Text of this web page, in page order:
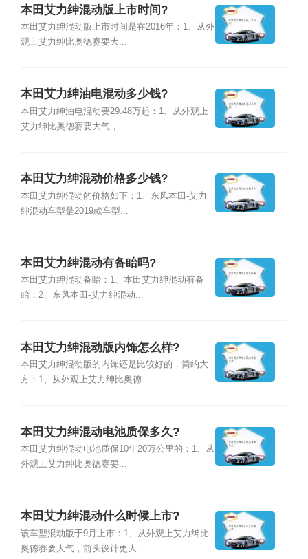
本田艾力绅混动版上市时间?
本田艾力绅混动版上市时间是在2016年：1、从外
观上艾力绅比奥德赛要大...
本田艾力绅油电混动多少钱?
本田艾力绅油电混动要29.48万起：1、从外观上
艾力绅比奥德赛要大气，...
本田艾力绅混动价格多少钱?
本田艾力绅混动的价格如下：1、东风本田-艾力
绅混动车型是2019款车型...
本田艾力绅混动有备眙吗?
本田艾力绅混动备眙：1、本田艾力绅混动有备
眙；2、东风本田-艾力绅混动...
本田艾力绅混动版内饰怎么样?
本田艾力绅混动版的内饰还是比较好的，简约大
方：1、从外观上艾力绅比奥德...
本田艾力绅混动电池质保多久?
本田艾力绅混动电池质保10年20万公里的：1、从
外观上艾力绅比奥德赛要...
本田艾力绅混动什么时候上市?
该车型混动版于9月上市：1、从外观上艾力绅比
奥德赛要大气，前头设计更大...